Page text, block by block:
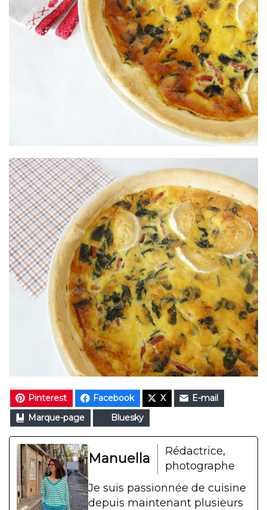
Pinterest Facebook X
E-mail
Marque-page
Bluesky
Manuella
Rédactrice,
photographe
Je suis passionnée de cuisine
depuis maintenant plusieurs